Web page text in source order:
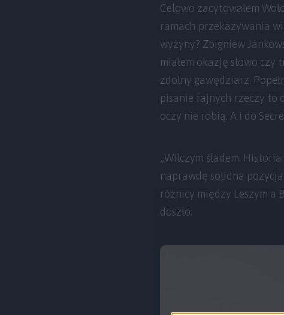
Celowo zacytowałem
ramach przekazywania
wyżyny? Zbigniew
miałem okazję słowo
zdolny gawędziarz.
pisanie fajnych rzeczy to
oczy nie robią. A i do
„Wilczym śladem.
naprawdę solidna
różnicy między Leszym a
doszło.